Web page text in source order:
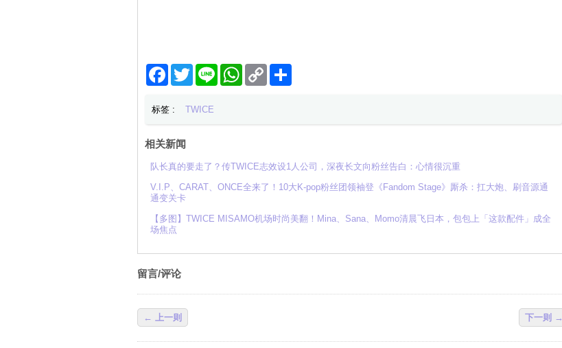
Facebook
TwitterLine WhatsApp
Copy
Link
分
标签 : TWICE
相关新闻
队长真的要走了？传TWICE志效设1人公司，深夜长文向粉丝告白：心情很沉重
V.I.P、CARAT、ONCE全来了！10大K-pop粉丝团领袖登《Fandom Stage》厮杀：扛大炮、刷音源通
通变关卡
【多图】TWICE MISAMO机场时尚美翻！Mina、Sana、Momo清晨飞日本，包包上「这款配件」成全
场焦点
留言/评论
← 上一则 下一则 →